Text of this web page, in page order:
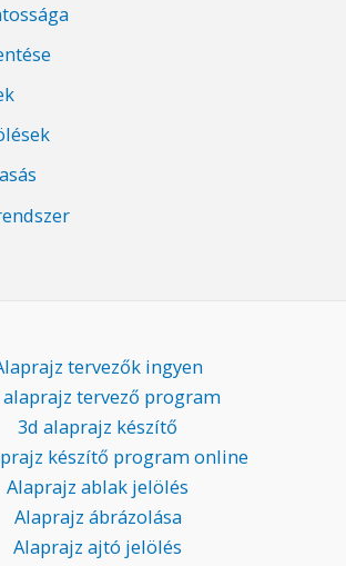
tervezők ingyen
alaprajz tervező program
3d alaprajz készítő
készítő program online
Alaprajz ablak jelölés
Alaprajz ábrázolása
Alaprajz ajtó jelölés